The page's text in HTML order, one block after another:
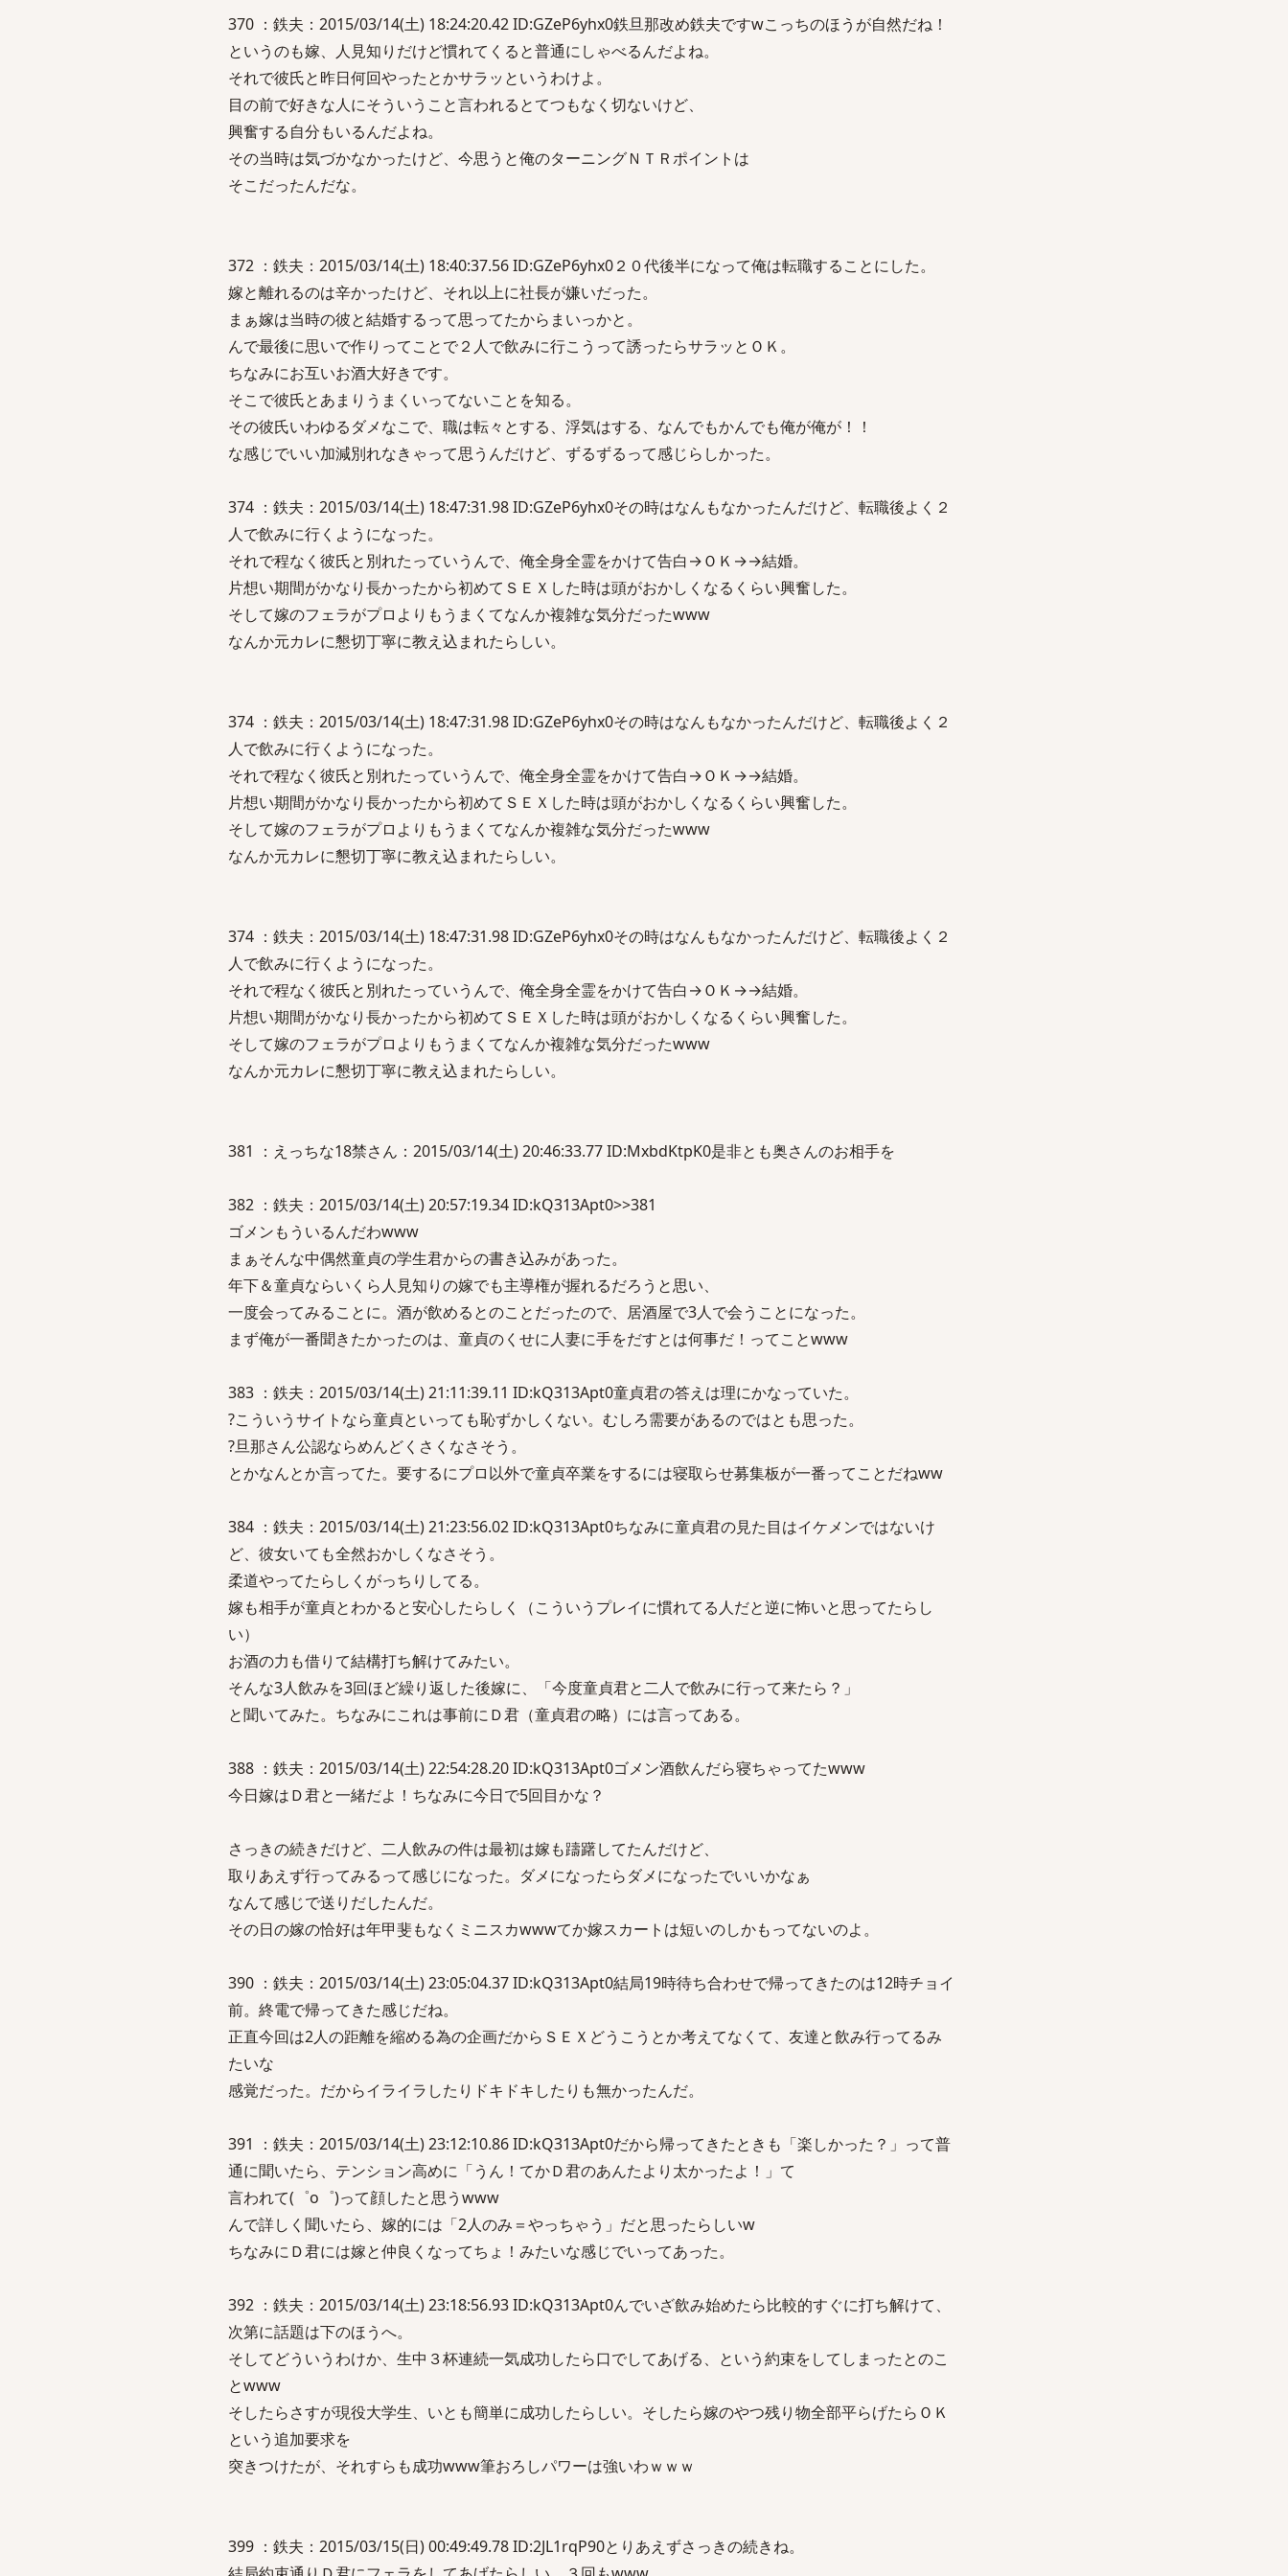
370 ：鉄夫：2015/03/14(土) 18:24:20.42 ID:GZeP6yhx0鉄旦那改め鉄夫ですwこっちのほうが自然だね！
というのも嫁、人見知りだけど慣れてくると普通にしゃべるんだよね。
それで彼氏と昨日何回やったとかサラッというわけよ。
目の前で好きな人にそういうこと言われるとてつもなく切ないけど、
興奮する自分もいるんだよね。
その当時は気づかなかったけど、今思うと俺のターニングＮＴＲポイントは
そこだったんだな。
372 ：鉄夫：2015/03/14(土) 18:40:37.56 ID:GZeP6yhx0２０代後半になって俺は転職することにした。
嫁と離れるのは辛かったけど、それ以上に社長が嫌いだった。
まぁ嫁は当時の彼と結婚するって思ってたからまいっかと。
んで最後に思いで作りってことで２人で飲みに行こうって誘ったらサラッとＯＫ。
ちなみにお互いお酒大好きです。
そこで彼氏とあまりうまくいってないことを知る。
その彼氏いわゆるダメなこで、職は転々とする、浮気はする、なんでもかんでも俺が俺が！！
な感じでいい加減別れなきゃって思うんだけど、ずるずるって感じらしかった。
374 ：鉄夫：2015/03/14(土) 18:47:31.98 ID:GZeP6yhx0その時はなんもなかったんだけど、転職後よく２
人で飲みに行くようになった。
それで程なく彼氏と別れたっていうんで、俺全身全霊をかけて告白→ＯＫ→→結婚。
片想い期間がかなり長かったから初めてＳＥＸした時は頭がおかしくなるくらい興奮した。
そして嫁のフェラがプロよりもうまくてなんか複雑な気分だったwww
なんか元カレに懇切丁寧に教え込まれたらしい。
374 ：鉄夫：2015/03/14(土) 18:47:31.98 ID:GZeP6yhx0その時はなんもなかったんだけど、転職後よく２
人で飲みに行くようになった。
それで程なく彼氏と別れたっていうんで、俺全身全霊をかけて告白→ＯＫ→→結婚。
片想い期間がかなり長かったから初めてＳＥＸした時は頭がおかしくなるくらい興奮した。
そして嫁のフェラがプロよりもうまくてなんか複雑な気分だったwww
なんか元カレに懇切丁寧に教え込まれたらしい。
374 ：鉄夫：2015/03/14(土) 18:47:31.98 ID:GZeP6yhx0その時はなんもなかったんだけど、転職後よく２
人で飲みに行くようになった。
それで程なく彼氏と別れたっていうんで、俺全身全霊をかけて告白→ＯＫ→→結婚。
片想い期間がかなり長かったから初めてＳＥＸした時は頭がおかしくなるくらい興奮した。
そして嫁のフェラがプロよりもうまくてなんか複雑な気分だったwww
なんか元カレに懇切丁寧に教え込まれたらしい。
381 ：えっちな18禁さん：2015/03/14(土) 20:46:33.77 ID:MxbdKtpK0是非とも奥さんのお相手を
382 ：鉄夫：2015/03/14(土) 20:57:19.34 ID:kQ313Apt0>>381
ゴメンもういるんだわwww
まぁそんな中偶然童貞の学生君からの書き込みがあった。
年下＆童貞ならいくら人見知りの嫁でも主導権が握れるだろうと思い、
一度会ってみることに。酒が飲めるとのことだったので、居酒屋で3人で会うことになった。
まず俺が一番聞きたかったのは、童貞のくせに人妻に手をだすとは何事だ！ってことwww
383 ：鉄夫：2015/03/14(土) 21:11:39.11 ID:kQ313Apt0童貞君の答えは理にかなっていた。
?こういうサイトなら童貞といっても恥ずかしくない。むしろ需要があるのではとも思った。
?旦那さん公認ならめんどくさくなさそう。
とかなんとか言ってた。要するにプロ以外で童貞卒業をするには寝取らせ募集板が一番ってことだねww
384 ：鉄夫：2015/03/14(土) 21:23:56.02 ID:kQ313Apt0ちなみに童貞君の見た目はイケメンではないけ
ど、彼女いても全然おかしくなさそう。
柔道やってたらしくがっちりしてる。
嫁も相手が童貞とわかると安心したらしく（こういうプレイに慣れてる人だと逆に怖いと思ってたらし
い）
お酒の力も借りて結構打ち解けてみたい。
そんな3人飲みを3回ほど繰り返した後嫁に、「今度童貞君と二人で飲みに行って来たら？」
と聞いてみた。ちなみにこれは事前にＤ君（童貞君の略）には言ってある。
388 ：鉄夫：2015/03/14(土) 22:54:28.20 ID:kQ313Apt0ゴメン酒飲んだら寝ちゃってたwww
今日嫁はＤ君と一緒だよ！ちなみに今日で5回目かな？
さっきの続きだけど、二人飲みの件は最初は嫁も躊躇してたんだけど、
取りあえず行ってみるって感じになった。ダメになったらダメになったでいいかなぁ
なんて感じで送りだしたんだ。
その日の嫁の恰好は年甲斐もなくミニスカwwwてか嫁スカートは短いのしかもってないのよ。
390 ：鉄夫：2015/03/14(土) 23:05:04.37 ID:kQ313Apt0結局19時待ち合わせで帰ってきたのは12時チョイ
前。終電で帰ってきた感じだね。
正直今回は2人の距離を縮める為の企画だからＳＥＸどうこうとか考えてなくて、友達と飲み行ってるみ
たいな
感覚だった。だからイライラしたりドキドキしたりも無かったんだ。
391 ：鉄夫：2015/03/14(土) 23:12:10.86 ID:kQ313Apt0だから帰ってきたときも「楽しかった？」って普
通に聞いたら、テンション高めに「うん！てかＤ君のあんたより太かったよ！」て
言われて(゜o゜)って顔したと思うwww
んで詳しく聞いたら、嫁的には「2人のみ＝やっちゃう」だと思ったらしいw
ちなみにＤ君には嫁と仲良くなってちょ！みたいな感じでいってあった。
392 ：鉄夫：2015/03/14(土) 23:18:56.93 ID:kQ313Apt0んでいざ飲み始めたら比較的すぐに打ち解けて、
次第に話題は下のほうへ。
そしてどういうわけか、生中３杯連続一気成功したら口でしてあげる、という約束をしてしまったとのこ
とwww
そしたらさすが現役大学生、いとも簡単に成功したらしい。そしたら嫁のやつ残り物全部平らげたらＯＫ
という追加要求を
突きつけたが、それすらも成功www筆おろしパワーは強いわｗｗｗ
399 ：鉄夫：2015/03/15(日) 00:49:49.78 ID:2JL1rqP90とりあえずさっきの続きね。